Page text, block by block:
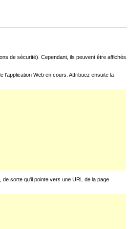
de sécurité). Cependant, ils peuvent être affichés
Web en cours. Attribuez ensuite la
sorte qu'il pointe vers une URL de la page